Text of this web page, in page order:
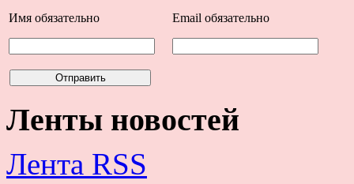
Имя обязательно Email обязательно
Ленты новостей
Лента RSS